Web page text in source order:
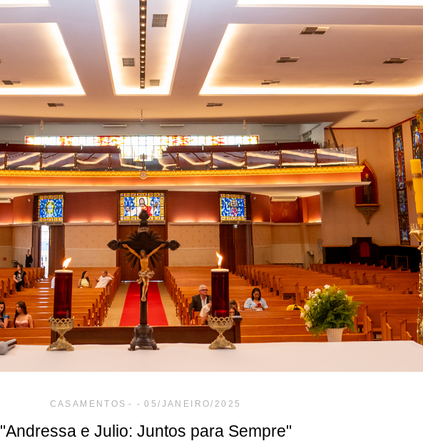
CASAMENTOS 05/JANEIRO/2025
"Andressa e Julio: Juntos para Sempre"